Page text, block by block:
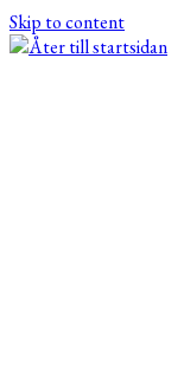
Skip to content